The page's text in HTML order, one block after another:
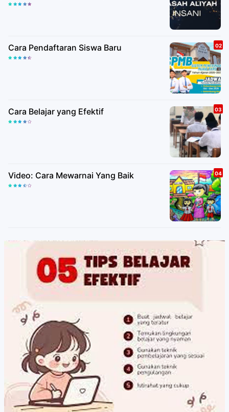
Cara Pendaftaran Siswa Baru
Cara Belajar yang Efektif
Video: Cara Mewarnai Yang Baik